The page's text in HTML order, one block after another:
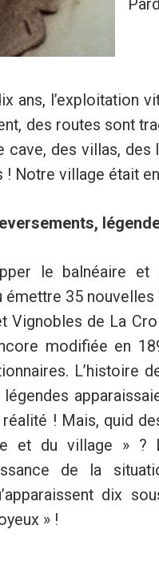
ans, l’exploitation
des routes sont
cave, des villas,
Notre village était
le balnéaire et
émettre 35
Vignobles de La
modifiée en
L’histoire
! Mais, quid
et du village » ?
de la
dix
» !